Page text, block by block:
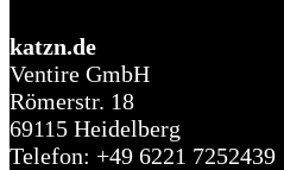
katzn.de
Ventire GmbH
Römerstr. 18
69115 Heidelberg
Telefon: +49 6221 7252439